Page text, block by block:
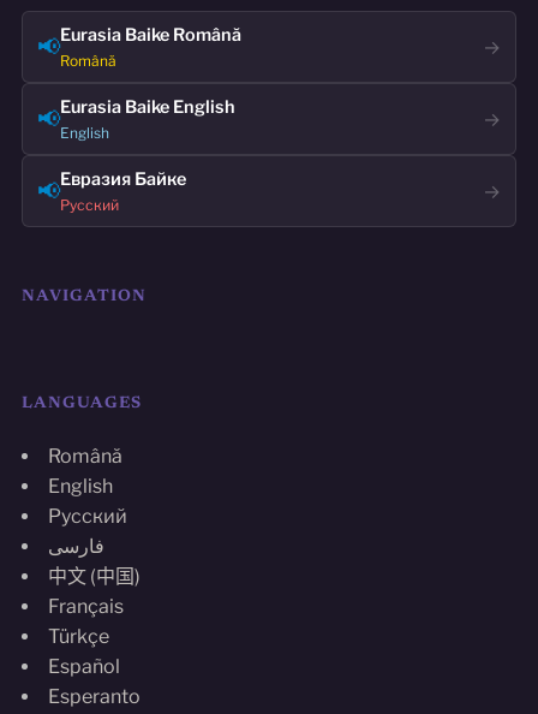
📢Eurasia Baike Română
Română
→
📢Eurasia Baike English
English
→
📢Евразия Байке
Русский
→
NAVIGATION
LANGUAGES
Română
English
Русский
فارسی
中文 (中国)
Français
Türkçe
Español
Esperanto